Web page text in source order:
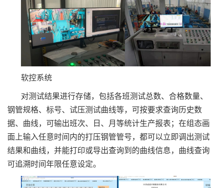
软控系统
对测试结果进行存储，包括各班测试总数、合格数量、
钢管规格、标号、试压测试曲线等，可按要求查询历史数
据、曲线，可输出班次、日、月等统计生产报表；在组态画
面上输入任意时间内的打压钢管管号，都可以立即调出测试
结果和曲线，并能打印或导出查询到的曲线信息，曲线查询
可追溯时间年限任意设定。